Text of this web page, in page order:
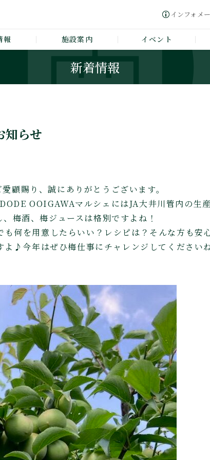
インフォメ
報 施設案内 イベント
新着情報
知らせ
顧賜り、誠にありがとうございます。
OOIGAWAマルシェにはJA大井川管内の生
梅酒、梅ジュースは格別ですよね！
も何を用意したらいい？レシピは？そんな方も安
♪今年はぜひ梅仕事にチャレンジしてくださいね